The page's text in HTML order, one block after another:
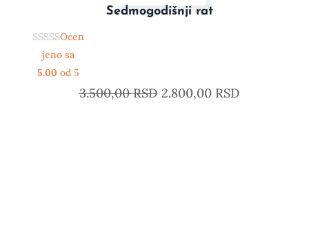
Sedmogodišnji rat
Ocen
jeno sa
5.00od 5
3.500,00RSD 2.800,00 RSD